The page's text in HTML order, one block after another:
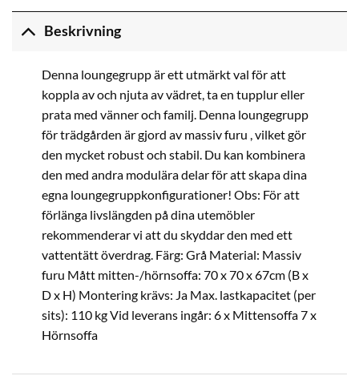
Beskrivning
Denna loungegrupp är ett utmärkt val för att
koppla av och njuta av vädret, ta en tupplur eller
prata med vänner och familj. Denna loungegrupp
för trädgården är gjord av massiv furu , vilket gör
den mycket robust och stabil. Du kan kombinera
den med andra modulära delar för att skapa dina
egna loungegruppkonfigurationer! Obs: För att
förlänga livslängden på dina utemöbler
rekommenderar vi att du skyddar den med ett
vattentätt överdrag. Färg: Grå Material: Massiv
furu Mått mitten-/hörnsoffa: 70 x 70 x 67cm (B x
D x H) Montering krävs: Ja Max. lastkapacitet (per
sits): 110 kg Vid leverans ingår: 6 x Mittensoffa 7 x
Hörnsoffa